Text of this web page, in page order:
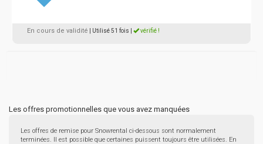
En cours de validité | Utilisé 51 fois vérifié !
Les offres promotionnelles que vous avez manquées
Les offres de remise pour Snowrental ci-dessous sont normalement
terminées. Il est possible que certaines puissent toujours être utilisées. En